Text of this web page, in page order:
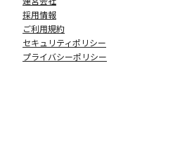
採用情報
ご利用規約
セキュリティポリシー
プライバシーポリシー